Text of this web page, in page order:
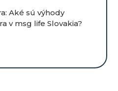
Aké sú výhody
v msg life Slovakia?